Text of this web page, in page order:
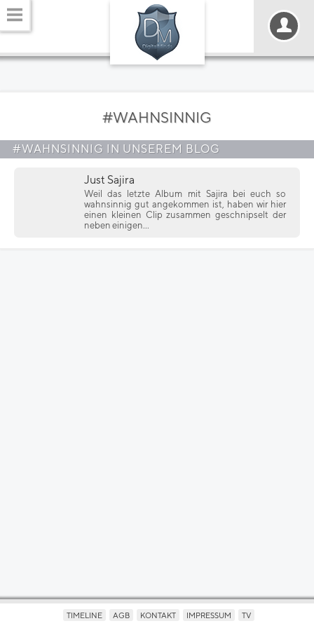
#WAHNSINNIG
#WAHNSINNIG IN UNSEREM BLOG
Just Sajira
Weil das letzte Album mit Sajira bei euch so
wahnsinnig gut angekommen ist, haben wir hier
einen kleinen Clip zusammen geschnipselt der
neben einigen...
TIMELINE AGB KONTAKT IMPRESSUM TV